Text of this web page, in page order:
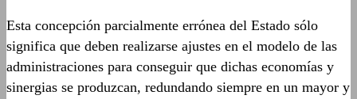
Esta concepción parcialmente errónea del Estado sólo
significa que deben realizarse ajustes en el modelo de las
administraciones para conseguir que dichas economías y
sinergias se produzcan, redundando siempre en un mayor y